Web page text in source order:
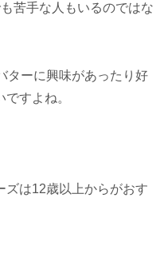
苦手な人もいるのではな
ターに興味があったり好
すよね。
ズは12歳以上からがおす